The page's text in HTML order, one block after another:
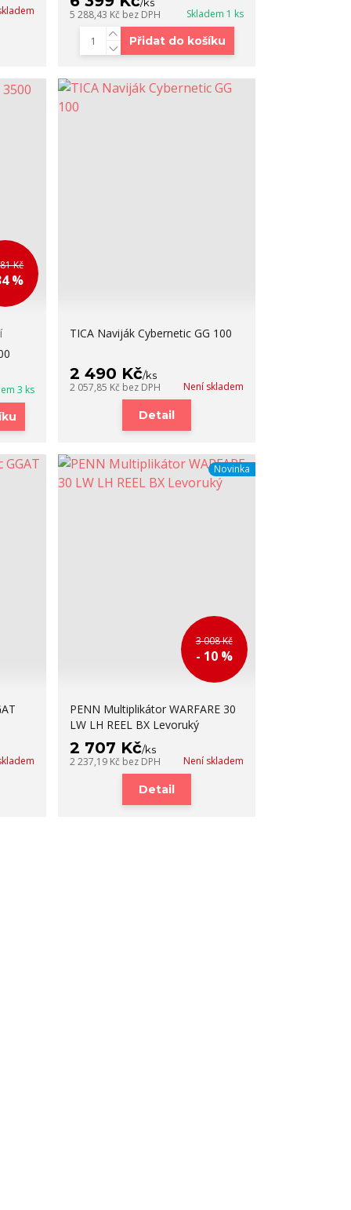
5 288,43 Kč bez DPH Skladem 1 ks
Přidat do košíku
Kč
%
3 ks
TICA Naviják Cybernetic GG 100
2 490 Kč/ks
2 057,85 Kč bez DPH Není skladem
Detail
Novinka
3 008 Kč
- 10 %
PENN Multiplikátor WARFARE 30
LW LH REEL BX Levoruký
2 707 Kč/ks
2 237,19 Kč bez DPH Není skladem
Detail